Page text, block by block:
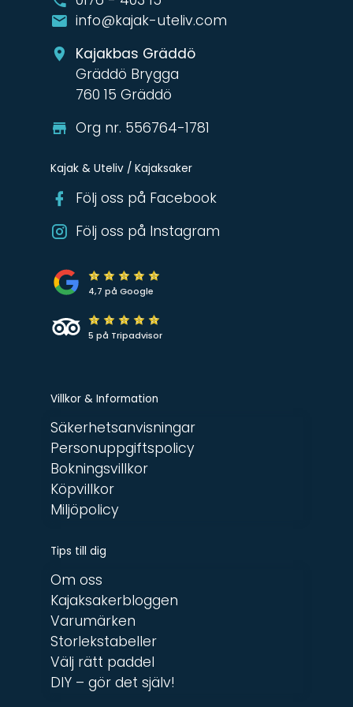
info@kajak-uteliv.com
Kajakbas Gräddö
Gräddö Brygga
760 15 Gräddö
Org nr. 556764-1781
Kajak & Uteliv / Kajaksaker
Följ oss på Facebook
Följ oss på Instagram
4,7 på Google
5 på Tripadvisor
Villkor & Information
Säkerhetsanvisningar
Personuppgiftspolicy
Bokningsvillkor
Köpvillkor
Miljöpolicy
Tips till dig
Om oss
Kajaksakerbloggen
Varumärken
Storlekstabeller
Välj rätt paddel
DIY – gör det själv!